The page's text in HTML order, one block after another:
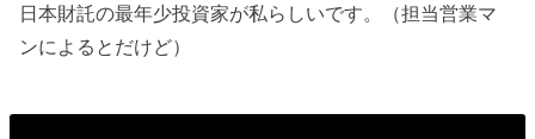
日本財託の最年少投資家が私らしいです。（担当営業マ
ンによるとだけど）